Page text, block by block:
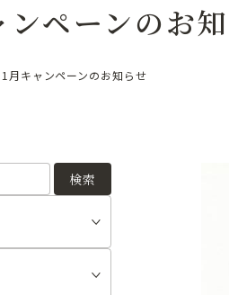
ンペーンのお
月キャンペーンのお知らせ
検索